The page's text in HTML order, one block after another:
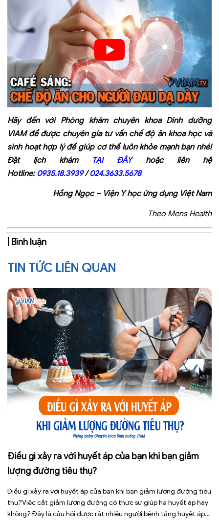
Hãy đến với Phòng khám chuyên khoa Dinh dưỡng
VIAM để được chuyên gia tư vấn chế độ ăn khoa học và
sinh hoạt hợp lý để giúp cơ thể luôn khỏe mạnh bạn nhé!
Đặt lịch khám
TẠI ĐÂYhoặc liên hệ
Hotline: 0935.18.3939/024.3633.5678
Hồng Ngọc – Viện Y học ứng dụng Việt Nam
Theo Mens Health
| Bình luận
TIN TỨC LIÊN QUAN
Điều gì xảy ra với huyết áp của bạn khi bạn giảm
lượng đường tiêu thụ?
Điều gì xảy ra với huyết áp của bạn khi bạn giảm lượng đường tiêu
thụ?Việc cắt giảm lượng đường có thực sự giúp hạ huyết áp hay
không? Đây là câu hỏi được rất nhiều người bệnh tăng huyết áp